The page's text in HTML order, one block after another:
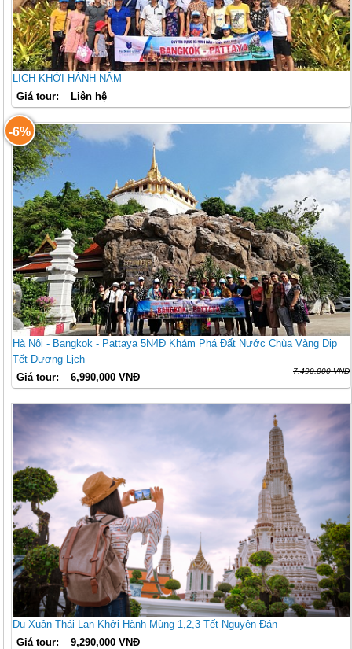
LỊCH KHỞI HÀNH NĂM
Giá tour:
Liên hệ
-6%
Hà Nội - Bangkok - Pattaya 5N4Đ Khám Phá Đất Nước Chùa Vàng Dịp
Tết Dương Lịch
Giá tour:
7,490,000 VNĐ
6,990,000 VNĐ
Du Xuân Thái Lan Khởi Hành Mùng 1,2,3 Tết Nguyên Đán
Giá tour:
9,290,000 VNĐ